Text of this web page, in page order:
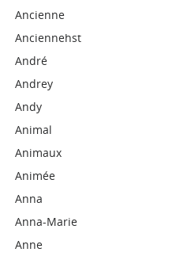
Ancienne
Anciennehst
André
Andrey
Andy
Animal
Animaux
Animée
Anna
Anna-Marie
Anne